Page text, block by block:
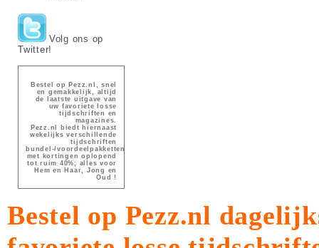
Volg ons op
Twitter!
Bestel op Pezz.nl, snel
en gemakkelijk, altijd
de laatste uitgave van
uw favoriete losse
tijdschriften en
magazines.
Pezz.nl biedt hiernaast
wekelijks verschillende
tijdschriften
bundel-/voordeelpakketten
met kortingen oplopend
tot ruim 40%; alles voor
Hem en Haar, Jong en
Oud !
Bestel op Pezz.nl